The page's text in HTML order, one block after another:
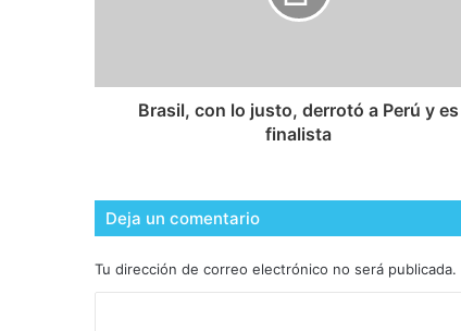
Brasil, con lo justo, derrotó a Perú y es
finalista
Deja un comentario
Tu dirección de correo electrónico no será publicada.